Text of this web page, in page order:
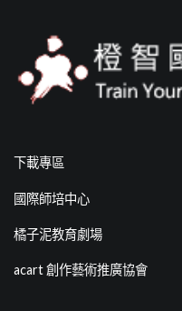
下載專區
國際師培中心
橘子泥教育劇場
acart 創作藝術推廣協會